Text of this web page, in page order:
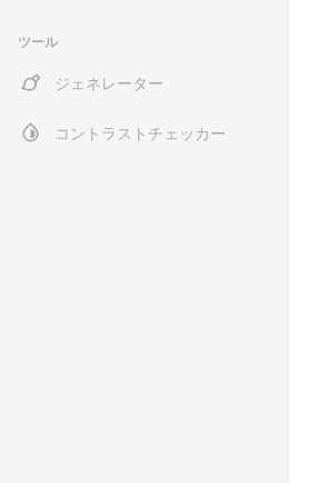
ツール
ジェネレーター
コントラストチェッカー